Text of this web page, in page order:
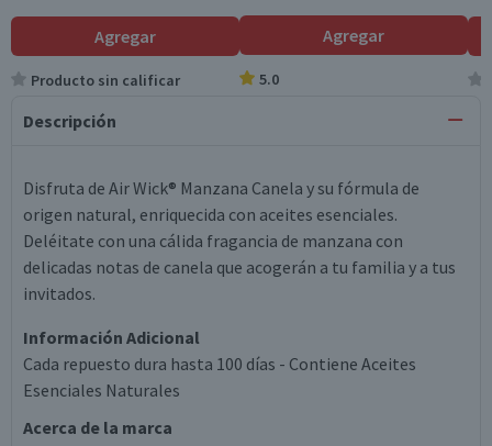
Agregar
Producto sin calificar
Agregar
5.0
Descripción
Disfruta de Air Wick® Manzana Canela y su fórmula de
origen natural, enriquecida con aceites esenciales.
Deléitate con una cálida fragancia de manzana con
delicadas notas de canela que acogerán a tu familia y a tus
invitados.
Información Adicional
Cada repuesto dura hasta 100 días - Contiene Aceites
Esenciales Naturales
Acerca de la marca